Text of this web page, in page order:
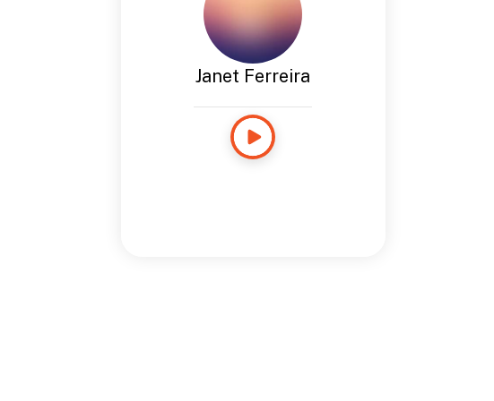
Janet Ferreira